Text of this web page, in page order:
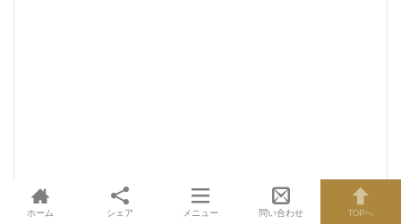
ホーム シェア メニュー 問い合わせ TOPへ